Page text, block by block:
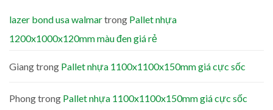
lazer bond usa walmartrong Pallet nhựa
1200x1000x120mm màu đen giá rẻ
Giangtrong Pallet nhựa 1100x1100x150mm giá cực sốc
Phongtrong Pallet nhựa 1100x1100x150mm giá cực sốc